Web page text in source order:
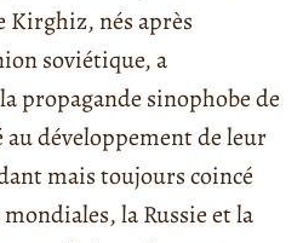
Kirghiz, nés après
soviétique, a
propagande sinophobe de
développement de leur
mais toujours coincé
la Russie et la